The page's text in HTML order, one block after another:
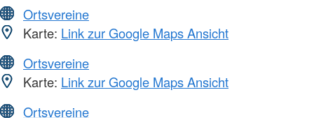
Ortsvereine
Karte: Link zur Google Maps Ansicht
Ortsvereine
Karte: Link zur Google Maps Ansicht
Ortsvereine